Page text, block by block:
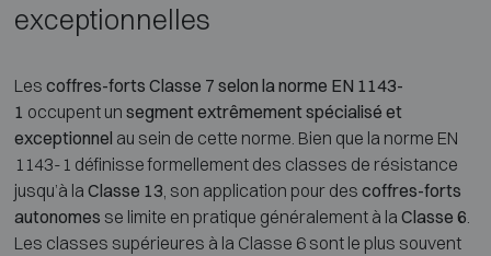
exceptionnelles
Les coffres-forts Classe 7 selon la norme EN 1143-
1 occupent un segment extrêmement spécialisé et
exceptionnel au sein de cette norme. Bien que la norme EN
1143-1 définisse formellement des classes de résistance
jusqu’à la Classe 13 , son application pour des coffres-forts
autonomes se limite en pratique généralement à la Classe 6
Les classes supérieures à la Classe 6 sont le plus souvent